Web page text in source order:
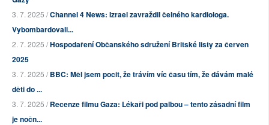
3. 7. 2025 /Channel 4 News: Izrael zavraždil čelného kardiologa.
Vybombardovali...
2. 7. 2025 /Hospodaření Občanského sdružení Britské listy za červen
2025
3. 7. 2025 /BBC: Měl jsem pocit, že trávím víc času tím, že dávám malé
děti do ...
3. 7. 2025 /Recenze filmu Gaza: Lékaři pod palbou – tento zásadní film
je nočn...